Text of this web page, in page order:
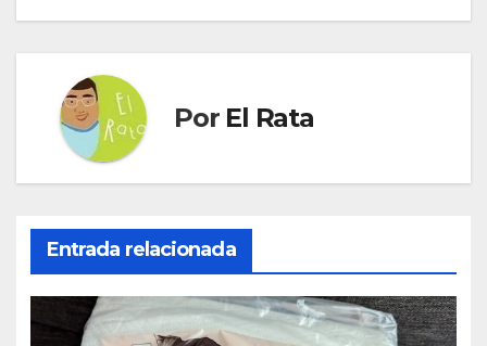
Por El Rata
Entrada relacionada